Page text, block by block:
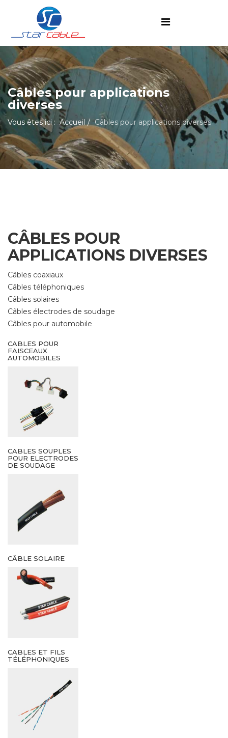
Câbles pour applications
diverses
Vous êtes ici :Accueil Câbles pour applications diverses
CÂBLES POUR
APPLICATIONS DIVERSES
Câbles coaxiaux
Câbles téléphoniques
Câbles solaires
Câbles électrodes de soudage
Câbles pour automobile
CABLES POUR
FAISCEAUX
AUTOMOBILES
CABLES SOUPLES
POUR ELECTRODES
DE SOUDAGE
CÂBLE SOLAIRE
CABLES ET FILS
TÉLÉPHONIQUES